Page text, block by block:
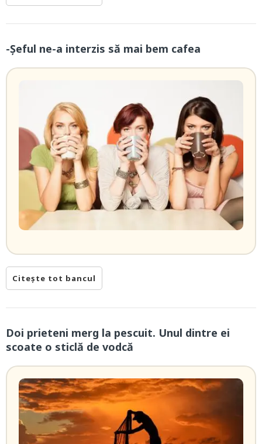
-Șeful ne-a interzis să mai bem cafea
Citește tot bancul
Doi prieteni merg la pescuit. Unul dintre ei
scoate o sticlă de vodcă